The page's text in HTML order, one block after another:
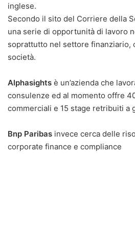
inglese.
Secondo il sito del Corriere della
una serie di opportunità di lavoro
soprattutto nel settore finanziario,
società.
Alphasights è un’azienda che
consulenze ed al momento offre
commerciali e 15 stage retribuiti a
Bnp Paribas invece cerca delle
corporate finance e compliance